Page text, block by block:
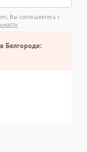
Вы соглашаетесь с
Белгороде: